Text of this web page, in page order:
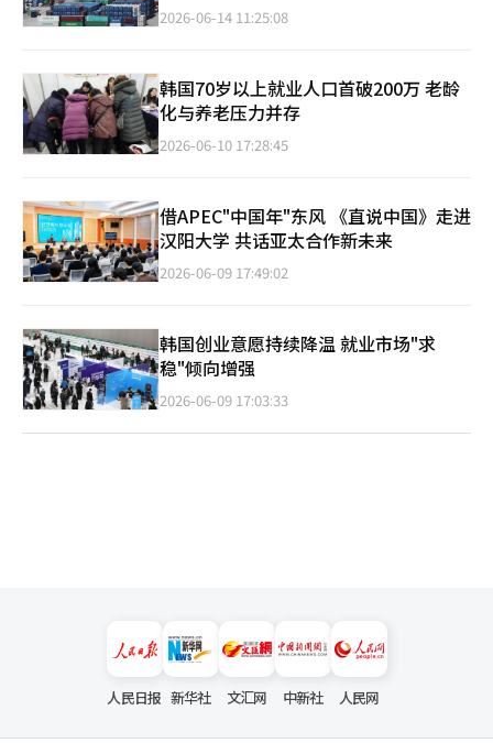
2026-06-14 11:25:08
韩国70岁以上就业人口首破200万 老龄
化与养老压力并存
2026-06-10 17:28:45
借APEC"中国年"东风 《直说中国》走进
汉阳大学 共话亚太合作新未来
2026-06-09 17:49:02
韩国创业意愿持续降温 就业市场"求
稳"倾向增强
2026-06-09 17:03:33
人民日报 新华社 文汇网 中新社 人民网